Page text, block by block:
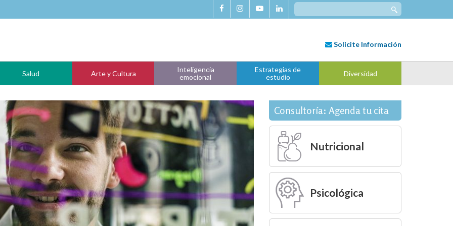
Search
for:
Solicite Información
Salud Arte y Cultura
Inteligencia
emocional
Estrategias de
estudio
Diversidad
Consultoría: Agenda tu cita
Nutricional
Psicológica